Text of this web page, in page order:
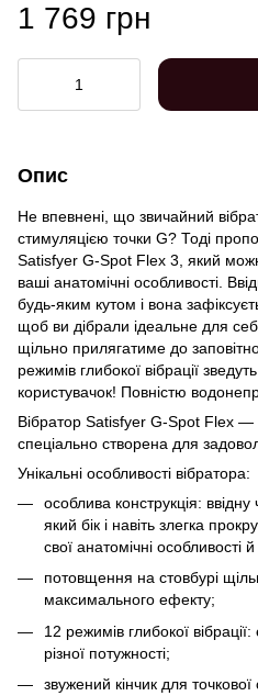
1 769 грн
Опис
Не впевнені, що звичайний
стимуляцією точки G? Тоді
Satisfyer G-Spot Flex 3, який
ваші анатомічні особливості.
будь-яким кутом і вона
щоб ви дібрали ідеальне для
щільно прилягатиме до
режимів глибокої вібрації
користувачок! Повністю
Вібратор Satisfyer G-Spot Flex —
спеціально створена для
Унікальні особливості вібратора:
особлива конструкція:
який бік і навіть злегка
свої анатомічні особливості
потовщення на стовбурі
максимального ефекту;
12 режимів глибокої вібрації:
різної потужності;
звужений кінчик для точкової